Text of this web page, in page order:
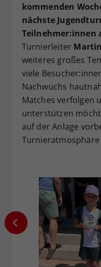
kommenden
nächste
Teilnehmer:innen
Turnierleiter
weiteres großes
viele
Nachwuchs
Matches verfolgen
unterstützen
auf der Anlage
Turnieratmosphäre